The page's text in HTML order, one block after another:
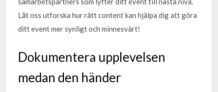
Låt oss utforska hur rätt content kan hjälpa dig att göra
ditt event mer synligt och minnesvärt!
Dokumentera upplevelsen
medan den händer